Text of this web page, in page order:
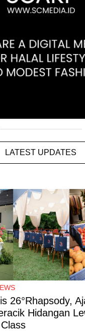
LATEST UPDATES
26°Rhapsody,
Hidangan